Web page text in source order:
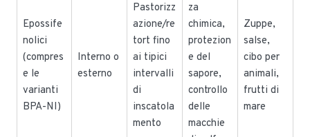
Epossife
nolici
(compres
e le
varianti
BPA-NI)
Interno o
esterno
Pastorizz
azione/re
tort fino
ai tipici
intervalli
di
inscatola
mento
za
chimica,
protezion
e del
sapore,
controllo
delle
macchie
Zuppe,
salse,
cibo per
animali,
frutti di
mare